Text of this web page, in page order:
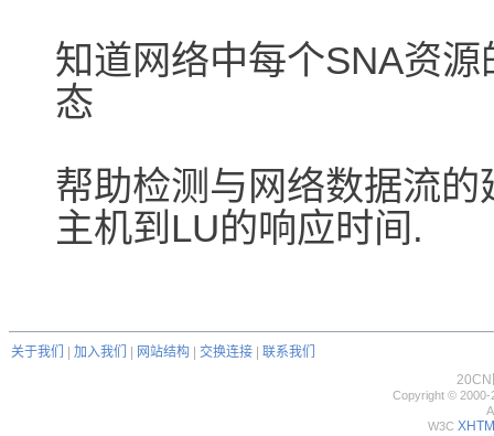
知道网络中每个SNA资
态
帮助检测与网络数据流
主机到LU的响应时间.
关于我们 加入我们 网站结构 交换连接
联系我们
20CN
Copyright © 2000-
W3C